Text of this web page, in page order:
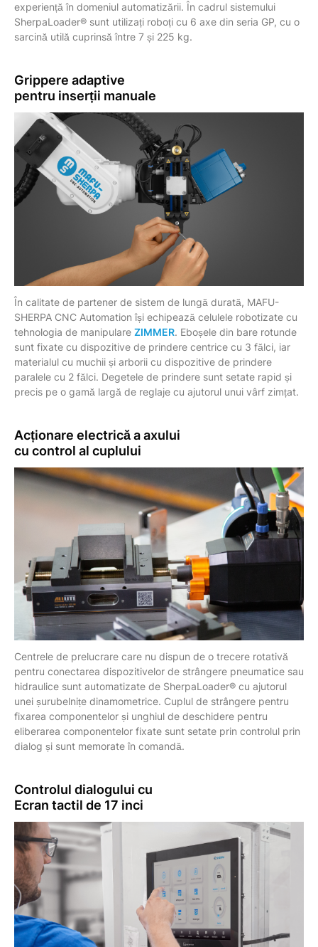
experiență în domeniul automatizării. În cadrul sistemului
SherpaLoader® sunt utilizați roboți cu 6 axe din seria GP, cu o
sarcină utilă cuprinsă între 7 și 225 kg.
Grippere adaptive
pentru inserții manuale
În calitate de partener de sistem de lungă durată, MAFU-
SHERPA CNC Automation își echipează celulele robotizate cu
tehnologia de manipulare ZIMMER. Eboșele din bare rotunde
sunt fixate cu dispozitive de prindere centrice cu 3 fălci, iar
materialul cu muchii și arborii cu dispozitive de prindere
paralele cu 2 fălci. Degetele de prindere sunt setate rapid și
precis pe o gamă largă de reglaje cu ajutorul unui vârf zimțat.
Acționare electrică a axului
cu control al cuplului
Centrele de prelucrare care nu dispun de o trecere rotativă
pentru conectarea dispozitivelor de strângere pneumatice sau
hidraulice sunt automatizate de SherpaLoader® cu ajutorul
unei șurubelnițe dinamometrice. Cuplul de strângere pentru
fixarea componentelor și unghiul de deschidere pentru
eliberarea componentelor fixate sunt setate prin controlul prin
dialog și sunt memorate în comandă.
Controlul dialogului cu
Ecran tactil de 17 inci